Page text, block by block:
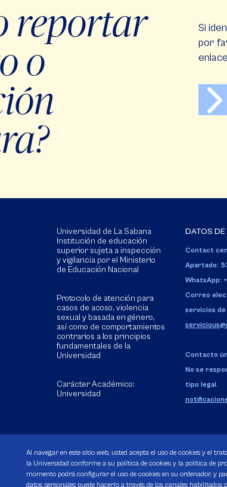
reportar
o
Si
por
Universidad de La Sabana
Institución de educación
superior sujeta a inspección
y vigilancia por el Ministerio
de Educación Nacional
Protocolo de atención para
casos de acoso, violencia
sexual y basada en género,
así como de comportamientos
contrarios a los principios
fundamentales de la
Universidad
Carácter Académico:
Universidad
DATOS
Contact
Apartado:
WhatsApp:
Correo
servicios de
Contacto
No se
tipo legal.
Al navegar en este sitio web, usted acepta el uso de cookies y el
la Universidad conforme a su política de cookies y la política de
momento podrá configurar el uso de cookies en su ordenador, y
datos personales puede hacerlo a través de los canales habilitados